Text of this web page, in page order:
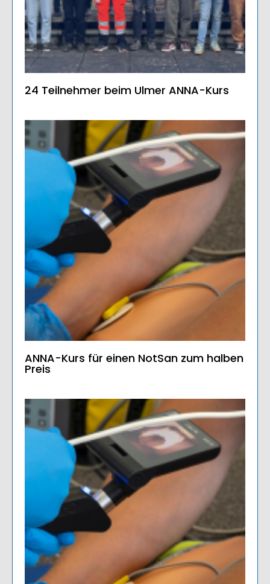
24 Teilnehmer beim Ulmer ANNA-Kurs
ANNA-Kurs für einen NotSan zum halben
Preis